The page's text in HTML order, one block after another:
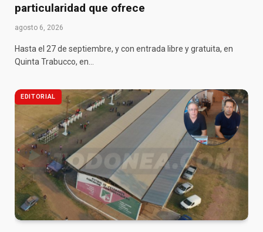
particularidad que ofrece
agosto 6, 2026
Hasta el 27 de septiembre, y con entrada libre y gratuita, en
Quinta Trabucco, en…
EDITORIAL